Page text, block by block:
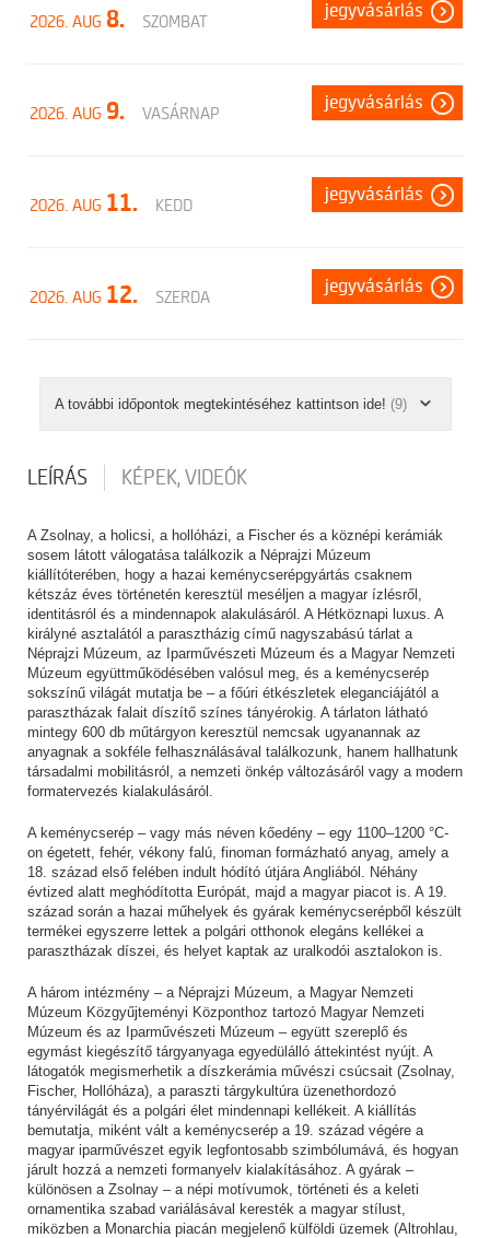
2026. AUG 8. SZOMBAT
jegyvásárlás
2026. AUG 9. VASÁRNAP
jegyvásárlás
2026. AUG 11. KEDD
jegyvásárlás
2026. AUG 12. SZERDA
jegyvásárlás
A további időpontok megtekintéséhez kattintson ide! (9)
LEÍRÁS KÉPEK, VIDEÓK
A Zsolnay, a holicsi, a hollóházi, a Fischer és a köznépi kerámiák
sosem látott válogatása találkozik a Néprajzi Múzeum
kiállítóterében, hogy a hazai keménycserépgyártás csaknem
kétszáz éves történetén keresztül meséljen a magyar ízlésről,
identitásról és a mindennapok alakulásáról. A Hétköznapi luxus. A
királyné asztalától a parasztházig című nagyszabású tárlat a
Néprajzi Múzeum, az Iparművészeti Múzeum és a Magyar Nemzeti
Múzeum együttműködésében valósul meg, és a keménycserép
sokszínű világát mutatja be – a főúri étkészletek eleganciájától a
parasztházak falait díszítő színes tányérokig. A tárlaton látható
mintegy 600 db műtárgyon keresztül nemcsak ugyanannak az
anyagnak a sokféle felhasználásával találkozunk, hanem hallhatunk
társadalmi mobilitásról, a nemzeti önkép változásáról vagy a modern
formatervezés kialakulásáról.
A keménycserép – vagy más néven kőedény – egy 1100–1200 °C-
on égetett, fehér, vékony falú, finoman formázható anyag, amely a
18. század első felében indult hódító útjára Angliából. Néhány
évtized alatt meghódította Európát, majd a magyar piacot is. A 19.
század során a hazai műhelyek és gyárak keménycserépből készült
termékei egyszerre lettek a polgári otthonok elegáns kellékei a
parasztházak díszei, és helyet kaptak az uralkodói asztalokon is.
A három intézmény – a Néprajzi Múzeum, a Magyar Nemzeti
Múzeum Közgyűjteményi Központhoz tartozó Magyar Nemzeti
Múzeum és az Iparművészeti Múzeum – együtt szereplő és
egymást kiegészítő tárgyanyaga egyedülálló áttekintést nyújt. A
látogatók megismerhetik a díszkerámia művészi csúcsait (Zsolnay,
Fischer, Hollóháza), a paraszti tárgykultúra üzenethordozó
tányérvilágát és a polgári élet mindennapi kellékeit. A kiállítás
bemutatja, miként vált a keménycserép a 19. század végére a
magyar iparművészet egyik legfontosabb szimbólumává, és hogyan
járult hozzá a nemzeti formanyelv kialakításához. A gyárak –
különösen a Zsolnay – a népi motívumok, történeti és a keleti
ornamentika szabad variálásával keresték a magyar stílust,
miközben a Monarchia piacán megjelenő külföldi üzemek (Altrohlau,